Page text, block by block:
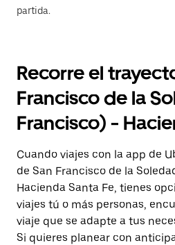
partida.
Recorre el
Francisco de la
Francisco) -
Cuando viajes con la app de
de San Francisco de la
Hacienda Santa Fe, tienes
viajes tú o más personas,
viaje que se adapte a tus
Si quieres planear con